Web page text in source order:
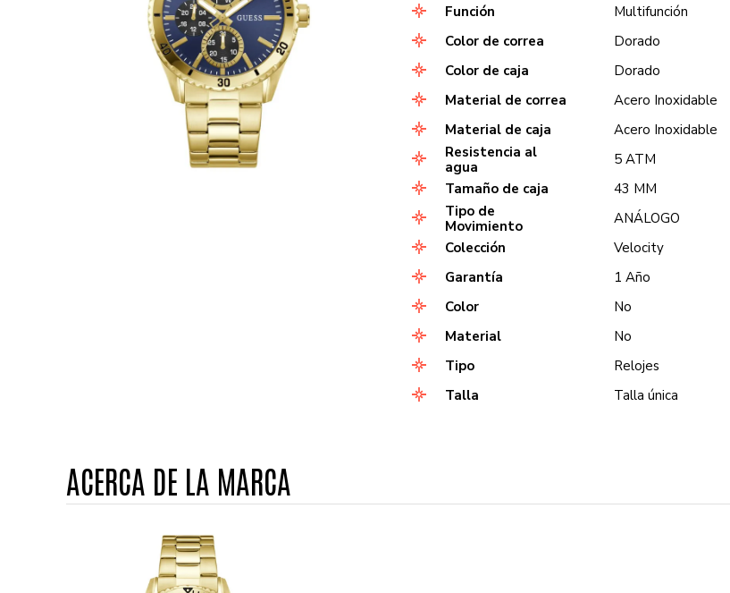
Función
Multifunción
Color de correa
Dorado
Color de caja
Dorado
Material de correa
Acero Inoxidable
Material de caja
Acero Inoxidable
Resistencia al
agua
5 ATM
Tamaño de caja
43 MM
Tipo de
Movimiento
ANÁLOGO
Colección
Velocity
Garantía
1 Año
Color
No
Material
No
Tipo
Relojes
Talla
Talla única
ACERCA DE LA MARCA